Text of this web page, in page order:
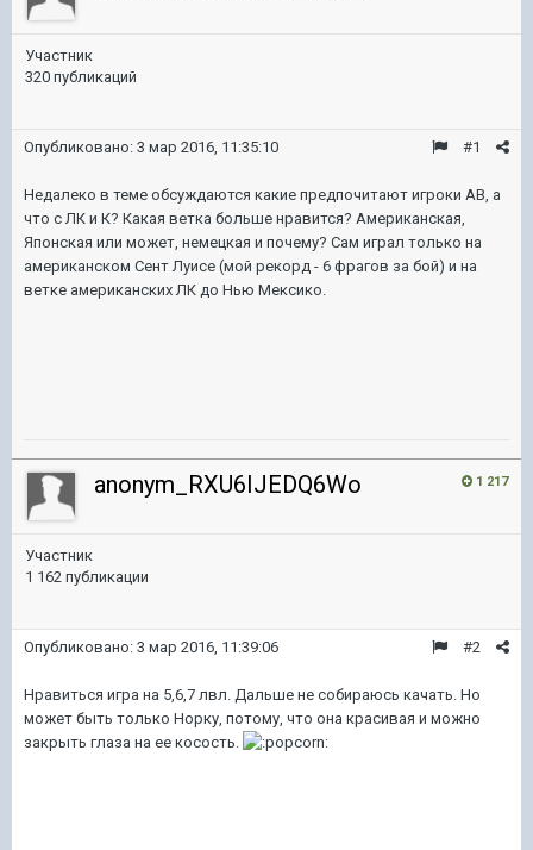
Участник
320 публикаций
#1
Опубликовано: 3 мар 2016, 11:35:10
Недалеко в теме обсуждаются какие предпочитают игроки АВ, а
что с ЛК и К? Какая ветка больше нравится? Американская,
Японская или может, немецкая и почему? Сам играл только на
американском Сент Луисе (мой рекорд - 6 фрагов за бой) и на
ветке американских ЛК до Нью Мексико.
1 217
anonym_RXU6IJEDQ6Wo
Участник
1 162 публикации
#2
Опубликовано: 3 мар 2016, 11:39:06
Нравиться игра на 5,6,7 лвл. Дальше не собираюсь качать. Но
может быть только Норку, потому, что она красивая и можно
закрыть глаза на ее косость.